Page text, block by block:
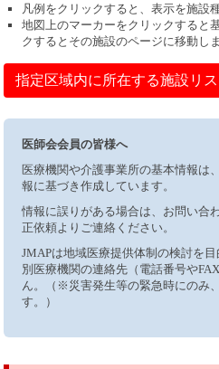
凡例をクリックすると、表示を施設
地図上のマーカーをクリックすると
クするとその施設のページに移動しま
指定区域内に所在する施設リ
医師会会員の皆様へ
医療機関や介護事業所の基本情報は
報に基づき作成しています。
情報に誤りがある場合は、お問い合
正依頼よりご連絡ください。
JMAPは地域医療提供体制の検討を
別医療機関の連絡先（電話番号や
ん。（※災害発生等の緊急時にのみ
す。）